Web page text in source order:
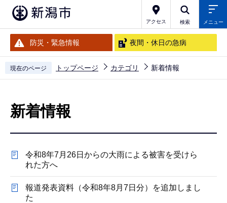
アクセス 検索 メニュー
防災・緊急情報 夜間・休日の急病
現在のページ トップページ カテゴリ 新着情報
新着情報
令和8年7月26日からの大雨による被害を受けら
れた方へ
報道発表資料（令和8年8月7日分）を追加しまし
た